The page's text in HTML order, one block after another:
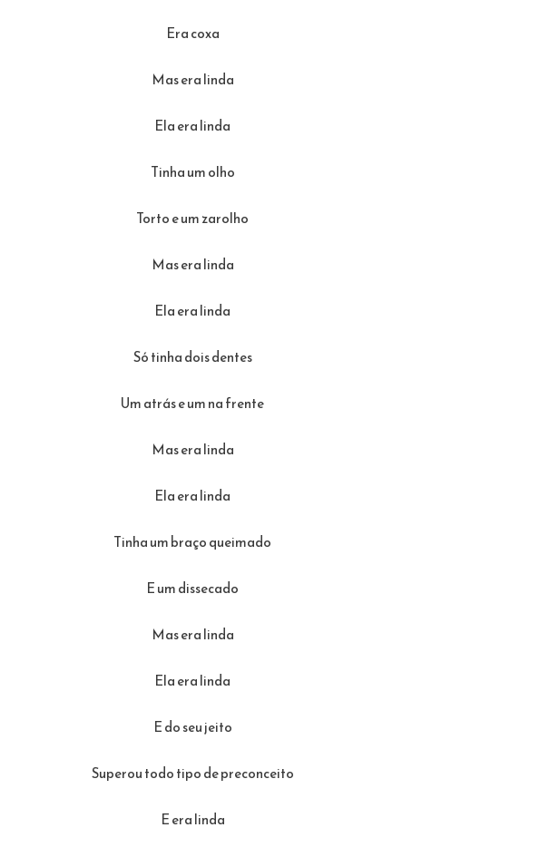
Era coxa
Mas era linda
Ela era linda
Tinha um olho
Torto e um zarolho
Mas era linda
Ela era linda
Só tinha dois dentes
Um atrás e um na frente
Mas era linda
Ela era linda
Tinha um braço queimado
E um dissecado
Mas era linda
Ela era linda
E do seu jeito
Superou todo tipo de preconceito
E era linda